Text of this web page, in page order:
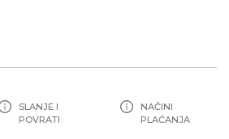
SLANJE I
POVRATI
NAČINI
PLAĆANJA